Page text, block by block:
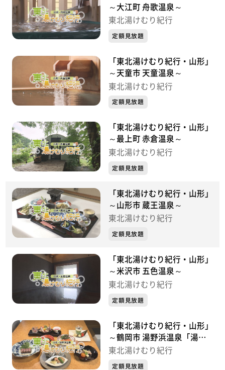
～大江町 舟歌温泉～
東北湯けむり紀行
定額見放題
「東北湯けむり紀行・山形」
～天童市 天童温泉～
東北湯けむり紀行
定額見放題
「東北湯けむり紀行・山形」
～最上町 赤倉温泉～
東北湯けむり紀行
定額見放題
「東北湯けむり紀行・山形」
～山形市 蔵王温泉～
東北湯けむり紀行
定額見放題
「東北湯けむり紀行・山形」
～米沢市 五色温泉～
東北湯けむり紀行
定額見放題
「東北湯けむり紀行・山形」
～鶴岡市 湯野浜温泉「湯野
浜温泉 亀や」～
東北湯けむり紀行
定額見放題